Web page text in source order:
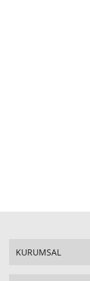
KURUMSAL